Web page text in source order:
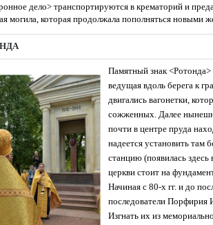
дело> транспортируются в крематорий и
могила, которая продолжала пополняться новыми
Памятный знак
ведущая вдоль берега к
двигались вагонетки,
сожженных. Далее
почти в центре пруда
надеется установить там
станцию (появилась
церкви стоит на
Начиная с 80-х гг. и до
последователи Порфирия
Изгнать их из